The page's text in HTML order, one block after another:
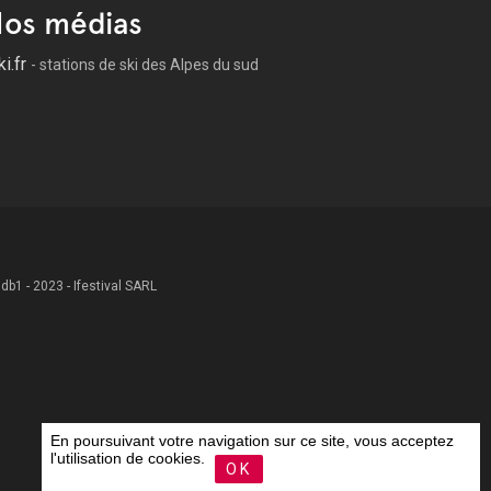
médias
- stations de ski des Alpes du sud
- 2023 - Ifestival SARL
En poursuivant votre navigation sur ce site, vous acceptez
l'utilisation de cookies.
OK